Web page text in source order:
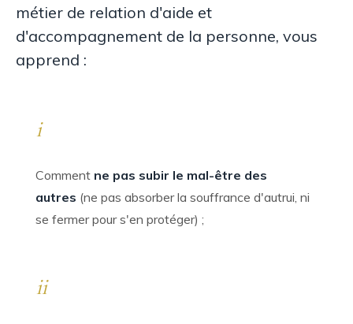
métier de relation d'aide et
d'accompagnement de la personne, vous
apprend :
i
Comment ne pas subir le mal-être des
autres (ne pas absorber la souffrance d'autrui, ni
se fermer pour s'en protéger) ;
ii